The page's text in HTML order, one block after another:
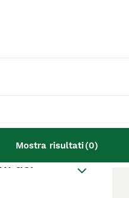
Mostra risultati(0)
di un
del